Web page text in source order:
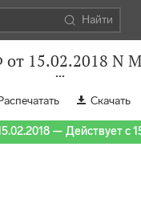
Найти
15.02.2018 N
Скачать
— Действует с